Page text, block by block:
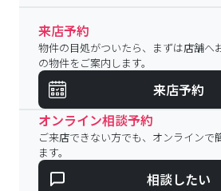
来店予約
物件の目処がついたら、まずは店舗へ
の物件をご案内します。
来店予約
オンライン相談予約
ご来店できない方でも、オンラインで
ます。
相談したい